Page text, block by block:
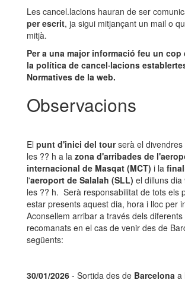
Les cancel.lacions hauran de ser
per escrit, ja sigui mitjançant un mail o
mitjà.
Per a una major informació feu un cop
la política de cancel·lacions
Normatives de la web.
Observacions
El punt d'inici del tourserà el divendres
les ?? h a la zona d'arribades de
internacional de Masqat (MCT) i la
l'aeroport de Salalah (SLL) el dilluns
les ?? h. Serà responsabilitat de tots els
estar presents aquest dia, hora i lloc per
Aconsellem arribar a través dels diferents
recomanats en el cas de venir des de
següents:
30/01/2026 - Sortida des de Barcelona a